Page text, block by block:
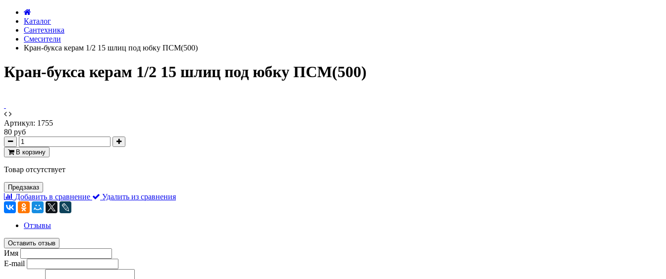
Каталог
Сантехника
Смесители
Кран-букса керам 1/2 15 шлиц под юбку ПСМ(500)
Кран-букса керам 1/2 15 шлиц под юбку ПСМ(500)
Артикул: 1755
80 руб
В корзину
Товар отсутствует
Предзаказ
Добавить в сравнение Удалить из сравнения
Отзывы
Оставить отзыв
Имя
E-mail